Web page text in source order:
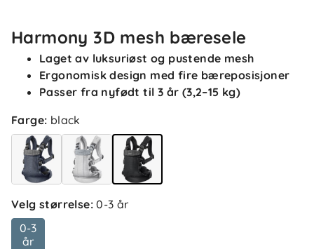
Harmony 3D mesh bæresele
Laget av luksuriøst og pustende mesh
Ergonomisk design med fire bæreposisjoner
Passer fra nyfødt til 3 år (3,2–15 kg)
Farge: black
Velg størrelse:0-3 år
0-3
år